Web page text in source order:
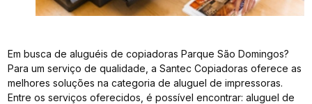
Em busca de aluguéis de copiadoras Parque São Domingos?
Para um serviço de qualidade, a Santec Copiadoras oferece as
melhores soluções na categoria de aluguel de impressoras.
Entre os serviços oferecidos, é possível encontrar: aluguel de